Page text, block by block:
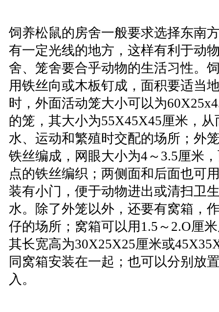
饲养松鼠的房舍一般要求选择东南
有一定光线的地方，这样有利于动
舍、笼舍要合乎动物的生活习性。
用铁丝向或木板钉成，面积要适当
时，外面活动笼大小可以为
的笼，其大小为55X45X45厘米，
水、运动和繁殖时交配的场所；外
铁丝编成，网眼大小为4～3.5厘米
点的铁丝编织；两侧面和后面也可
装有小门，便于动物进出或清扫卫
水。除了外笼以外，还要有窝箱，
仔的场所；窝箱可以用1.5～2.O厘
其长宽高为30X25X25厘米或
同窝箱安装在一起；也可以分别放
入。